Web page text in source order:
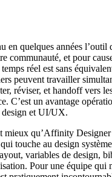
en quelques années l’outil
communauté, et pour
réel est sans
peuvent travailler
réviser, et handoff vers
C’est un avantage
design et UI/UX.
mieux qu’Affinity Designer
touche au design
variables de design,
Pour une équipe qui